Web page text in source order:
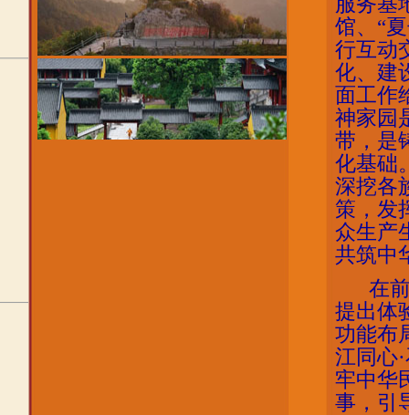
馆、“
行互动
化、建
面工作
神家园
带，是
化基础
深挖各
策，发
众生产
共筑中
在
提出体
功能布
江同心
牢中华
事，引